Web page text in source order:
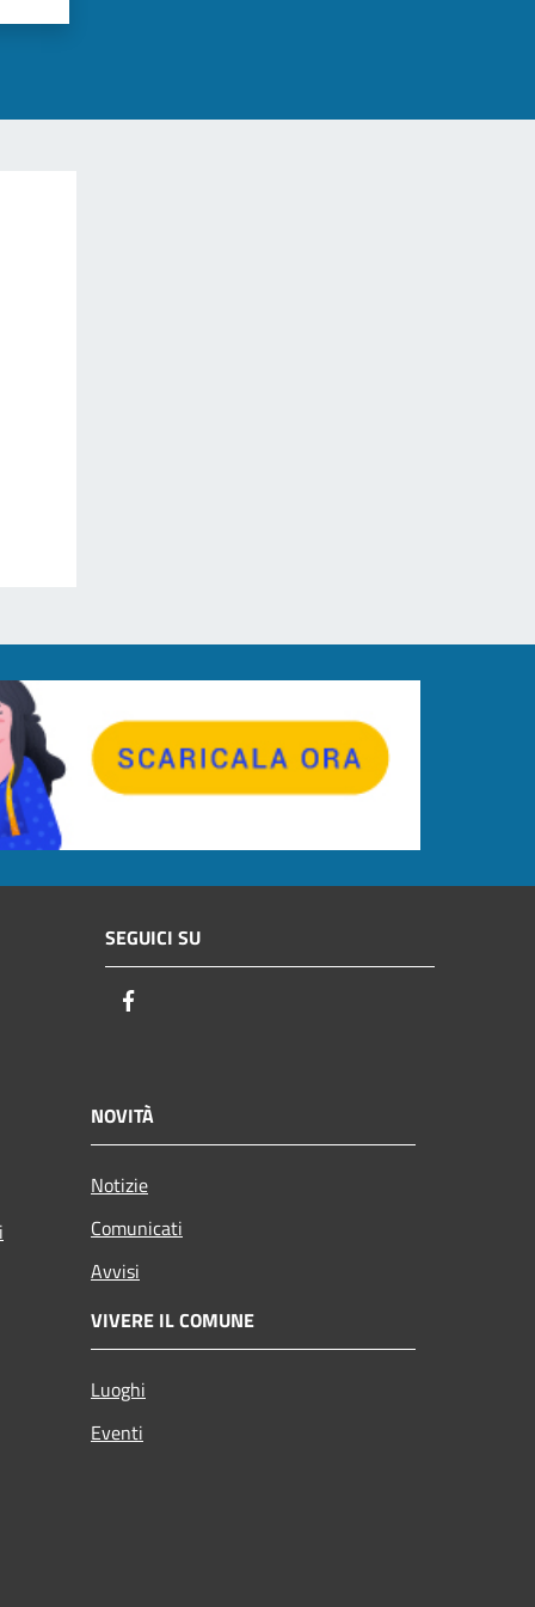
SEGUICI SU
NOVITÀ
Notizie
Comunicati
Avvisi
VIVERE IL COMUNE
Luoghi
Eventi